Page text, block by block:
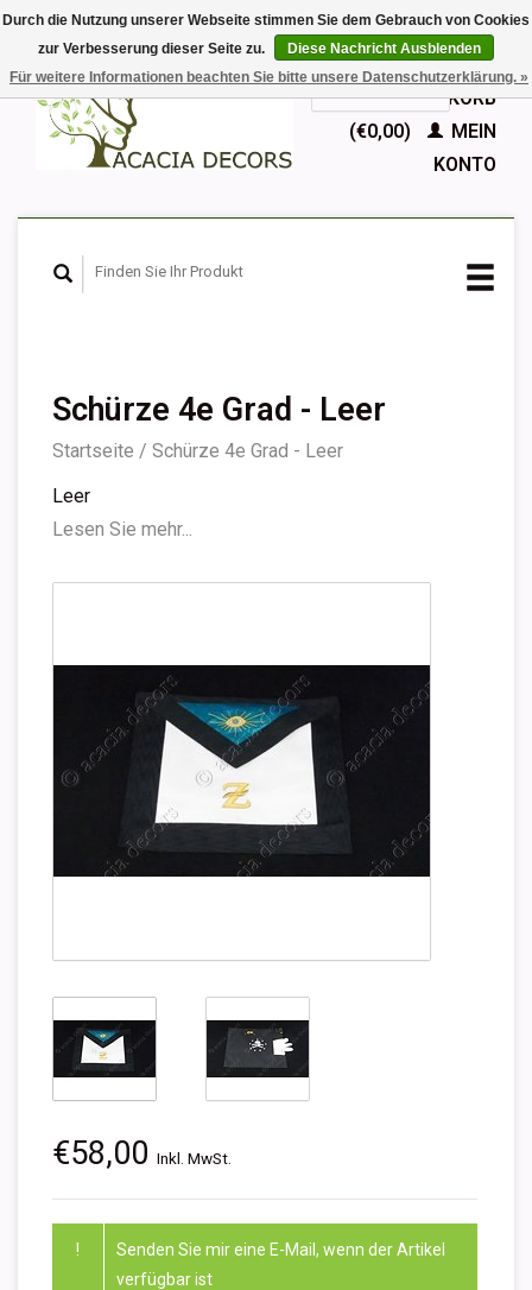
EUR
GBPDeutsch
Nederlands
English
IHR WARENKORB
(€0,00)
MEIN
KONTO
Schürze 4e Grad - Leer
Startseite / Schürze 4e Grad - Leer
Leer
Lesen Sie mehr...
€58,00 Inkl. MwSt.
!
Senden Sie mir eine E-Mail, wenn der Artikel
verfügbar ist
Durch die Nutzung unserer Webseite stimmen Sie dem Gebrauch von Cookies
zur Verbesserung dieser Seite zu.
Diese Nachricht Ausblenden
Für weitere Informationen beachten Sie bitte unsere Datenschutzerklärung. »